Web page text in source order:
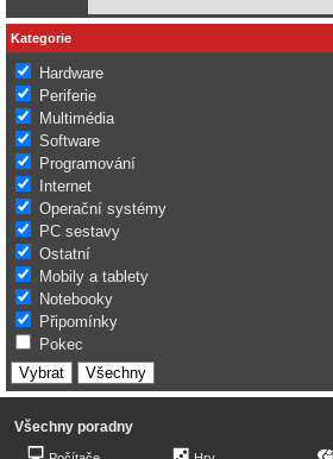
Kategorie
Hardware
Periferie
Multimédia
Software
Programování
Internet
Operační systémy
PC sestavy
Ostatní
Mobily a tablety
Notebooky
Připomínky
Pokec
Všechny poradny